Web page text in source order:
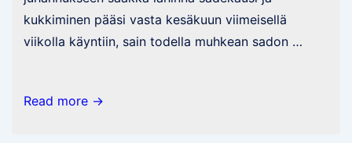
kukkiminen pääsi vasta kesäkuun viimeisellä
viikolla käyntiin, sain todella muhkean sadon …
Yhteenvetoa
Read more →